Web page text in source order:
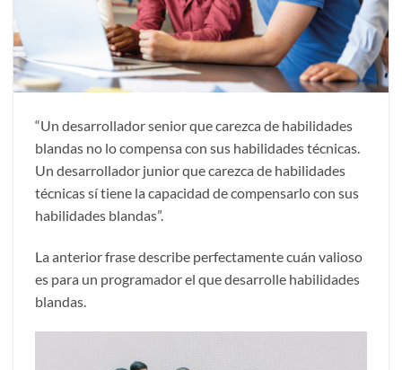
“Un desarrollador senior que carezca de habilidades
blandas no lo compensa con sus habilidades técnicas.
Un desarrollador junior que carezca de habilidades
técnicas sí tiene la capacidad de compensarlo con sus
habilidades blandas”.
La anterior frase describe perfectamente cuán valioso
es para un programador el que desarrolle habilidades
blandas.